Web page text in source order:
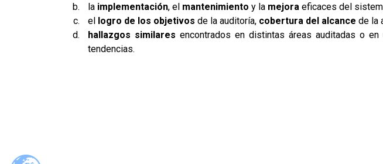
la implementación, el mantenimiento y la mejora eficaces del
el logro de los objetivos de la auditoría, cobertura del alcance de la
hallazgos similares encontrados en distintas áreas auditadas o en
tendencias.